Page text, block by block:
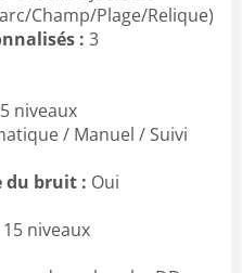
Champ/Plage/Relique)
: 3
5 niveaux
/ Manuel / Suivi
bruit : Oui
15 niveaux